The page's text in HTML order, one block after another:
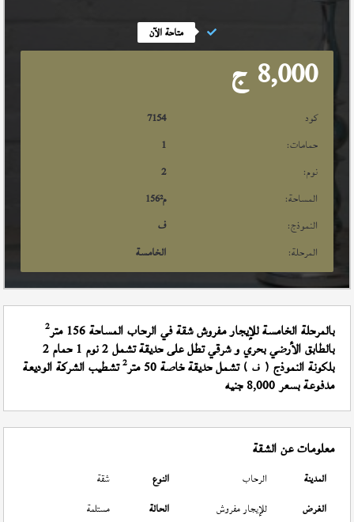
متاحة الآن
8,000 ج
كود
7154
حمامات:
1
نوم:
2
المساحة:
156م²
النموذج:
ف
المرحلة:
الخامسة
بالمرحلة الخامسة للإيجار مفروش شقة في الرحاب المساحة 156 متر 2
بالطابق الأرضي بحري و شرقي تطل على حديقة تشمل 2 نوم 1 حمام 2
بلكونة النموذج (ف ) تشمل حديقة خاصة 50 متر 2تشطيب الشركة الوديعة
مدفوعة بسعر 8,000 جنيه
معلومات عن الشقة
المدينة الرحاب النوع
شقة
الغرض
للإيجار مفروش الحالة
مستلمة